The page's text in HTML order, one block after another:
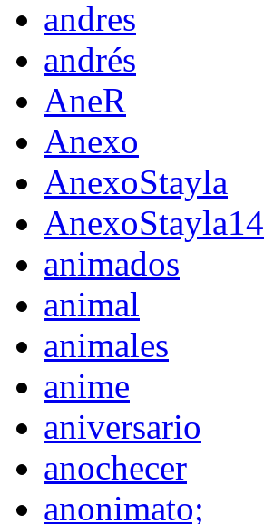
andres
andrés
AneR
Anexo
AnexoStayla
AnexoStayla14
animados
animal
animales
anime
aniversario
anochecer
anonimato;